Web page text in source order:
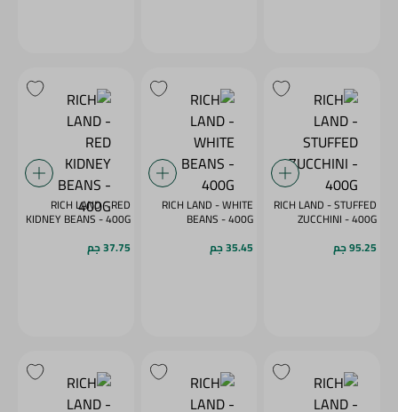
RICH LAND - STUFFED
ZUCCHINI - 400G
95.25 جم
RICH LAND - WHITE
BEANS - 400G
35.45 جم
RICH LAND - RED
KIDNEY BEANS - 400G
37.75 جم